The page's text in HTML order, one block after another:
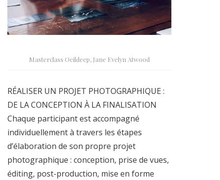
Masterclass Oeildeep, Jane Evelyn Atwood
RÉALISER UN PROJET PHOTOGRAPHIQUE :
DE LA CONCEPTION À LA FINALISATION
Chaque participant est accompagné
individuellement à travers les étapes
d’élaboration de son propre projet
photographique : conception, prise de vues,
éditing, post-production, mise en forme